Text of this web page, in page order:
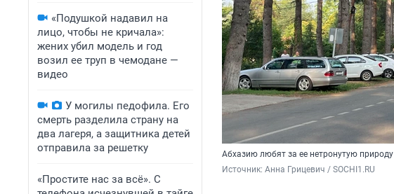
«Подушкой надавил на
лицо, чтобы не кричала»:
жених убил модель и год
возил ее труп в чемодане —
видео
У могилы педофила. Его
смерть разделила страну на
два лагеря, а защитника детей
отправила за решетку
«Простите нас за всё». С
Абхазию любят за ее нетронутую природу
Источник: Анна Грицевич / SOCHI1.RU